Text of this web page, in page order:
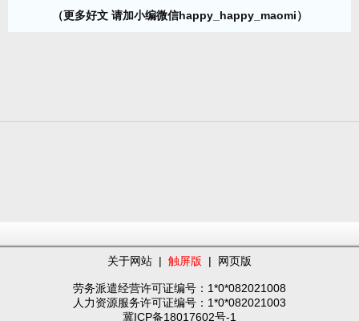
（更多好文 请加小编微信happy_happy_maomi）
关于网站 | 触屏版 | 网页版
劳务派遣经营许可证编号：1*0*082021008
人力资源服务许可证编号：1*0*082021003
冀ICP备18017602号-1